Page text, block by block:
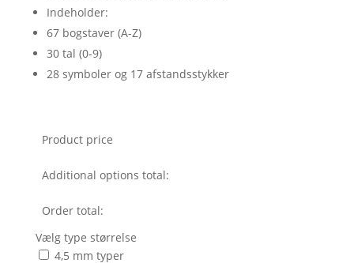
Indeholder:
67 bogstaver (A-Z)
30 tal (0-9)
28 symboler og 17 afstandsstykker
Product price
Additional options total:
Order total:
Vælg type størrelse
4,5 mm typer